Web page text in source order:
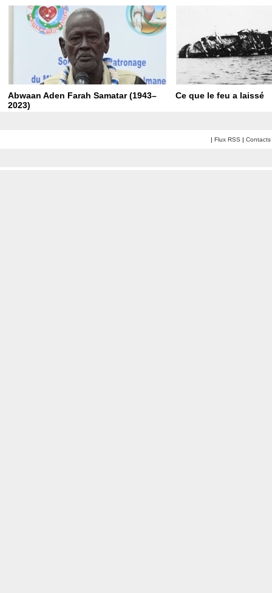
Abwaan Aden Farah Samatar (1943–
2023)
Ce que le feu a laissé
| Flux RSS | Contacts